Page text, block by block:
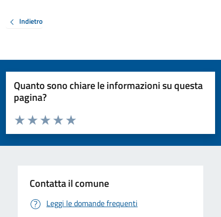
Indietro
Quanto sono chiare le informazioni su questa
pagina?
Valuta da 1 a 5 stelle la pagina
Valuta 5 stelle su 5
Valuta 4 stelle su 5
Valuta 3 stelle su 5
Valuta 2 stelle su 5
Valuta 1 stelle su 5
Contatta il comune
Leggi le domande frequenti